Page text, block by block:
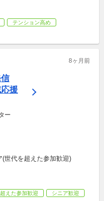
テンション高め
8ヶ月前
援
ー
世代を超えた参加歓迎)
えた参加歓迎
シニア歓迎